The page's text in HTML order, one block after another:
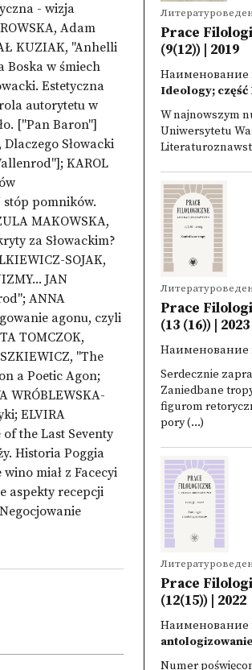
- wizja
Adam
KUZIAK, "Anhelli
Boska w śmiech
Estetyczna
autorytetu w
["Pan Baron"]
Słowacki
KAROL
stóp pomników.
MAKOWSKA,
za Słowackim?
SOJAK,
JAN
ANNA
agonu, czyli
TOMCZOK,
"The
a Poetic Agon;
WRÓBLEWSKA-
ELVIRA
the Last Seventy
Historia Poggia
miał z Facecyi
aspekty recepcji
Prace
(9(12)) | 2019
Наименование
Ideology;
W najnowszym
Uniwersytetu
Prace
(13 (16)) | 2023
Наименование
Serdecznie
Zaniedbane
figurom
pory (...)
Prace
(12(15)) | 2022
Наименование
antologizowanie
Numer